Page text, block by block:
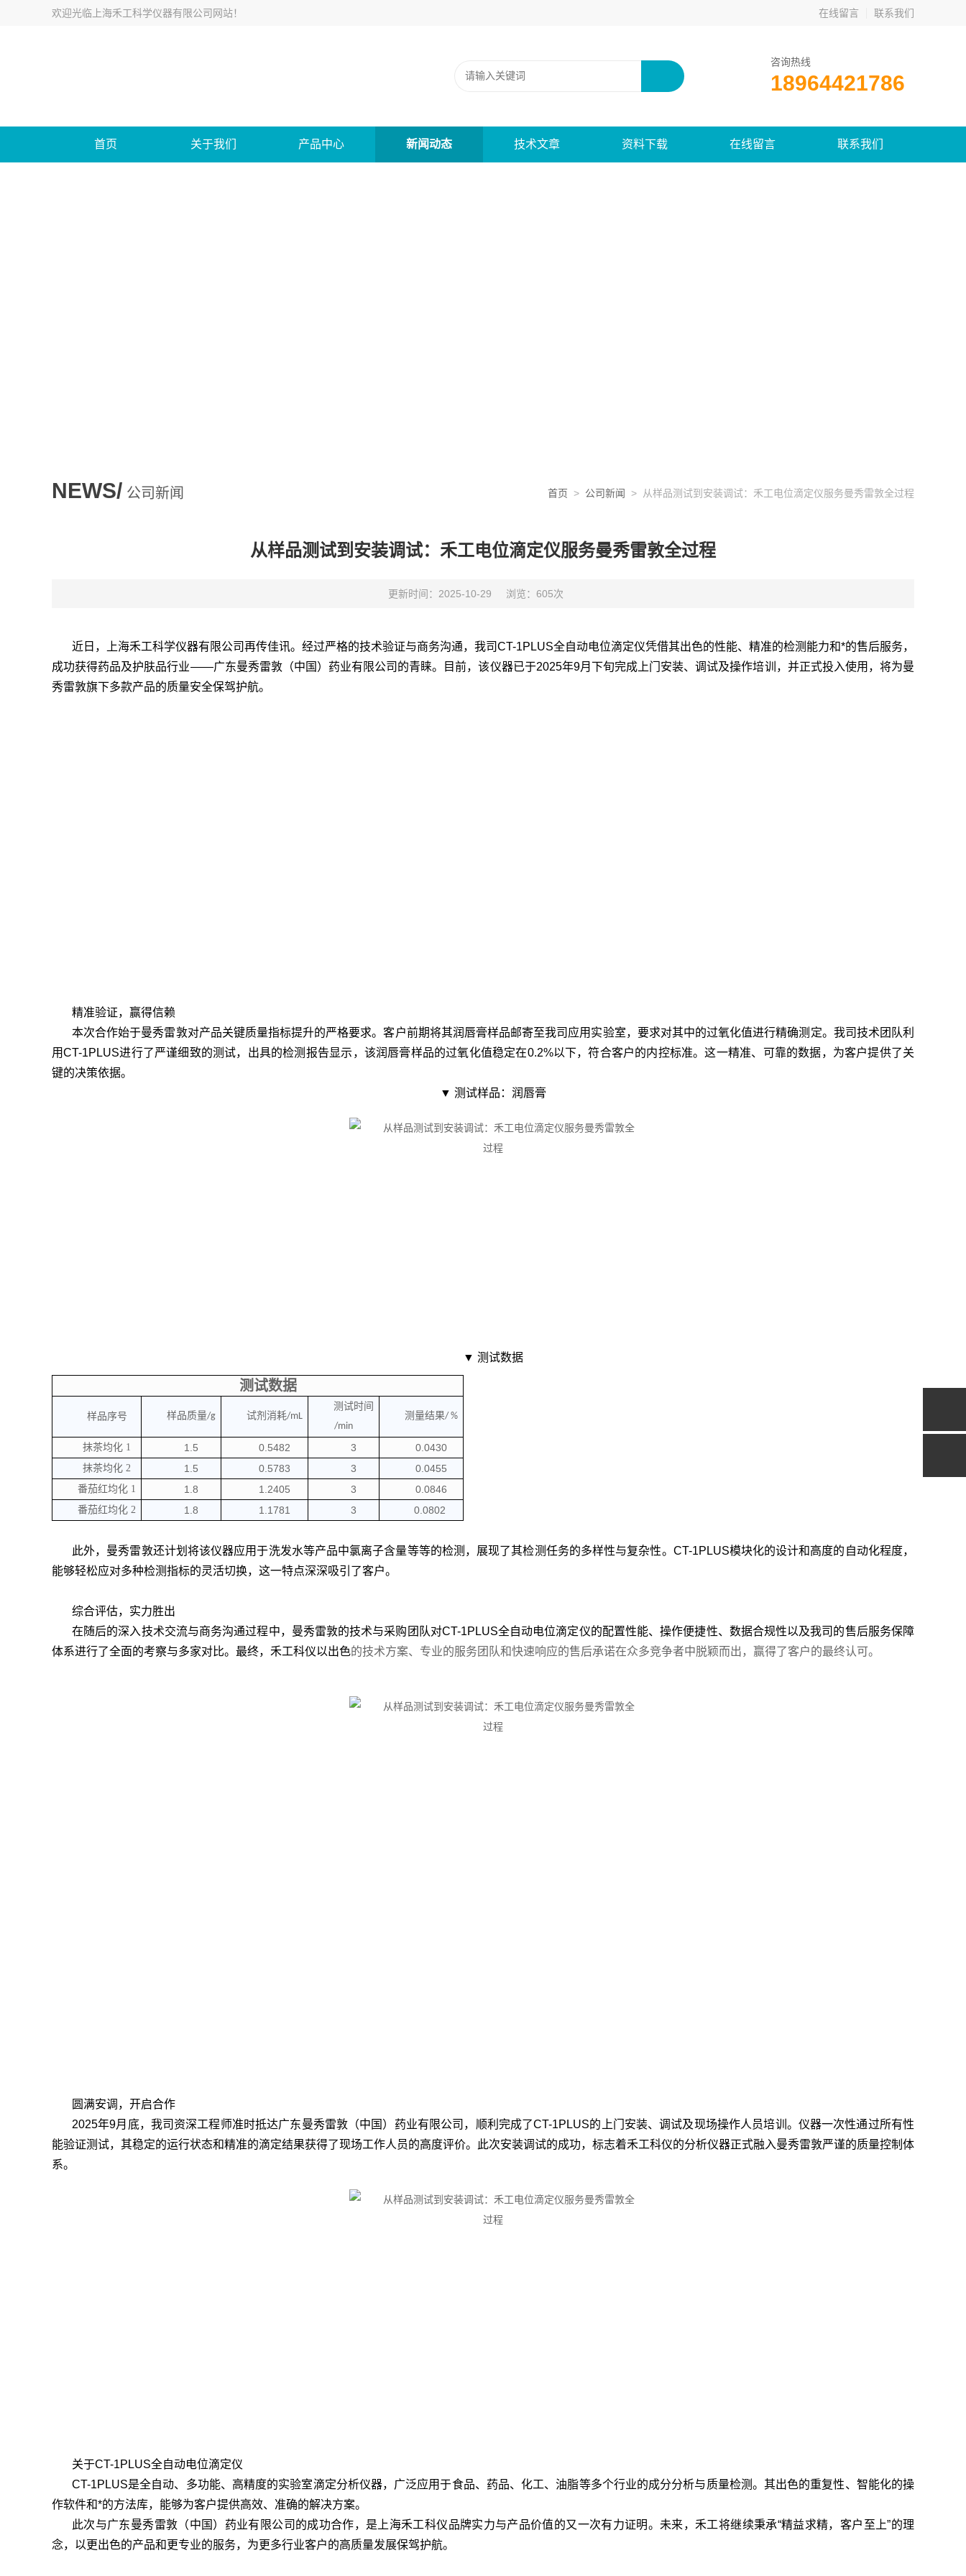
欢迎光临 上海禾工科学仪器有限公司网站！ 在线留言 联系我们
咨询热线
18964421786
首页 关于我们 产品中心 新闻动态 技术文章 资料下载 在线留言 联系我们
NEWS/ 公司新闻 首页 > 公司新闻 > 从样品测试到安装调试：禾工电位滴定仪服务曼秀雷敦全过程
从样品测试到安装调试：禾工电位滴定仪服务曼秀雷敦全过程
更新时间：2025-10-29 浏览：605次
近日，上海禾工科学仪器有限公司再传佳讯。经过严格的技术验证与商务沟通，我司CT-1PLUS全自动电位滴定仪凭借其出色的性能、精准的检测能力和*的售后服务，
成功获得药品及护肤品行业——广东曼秀雷敦（中国）药业有限公司的青睐。目前，该仪器已于2025年9月下旬完成上门安装、调试及操作培训，并正式投入使用，将为曼
秀雷敦旗下多款产品的质量安全保驾护航。
精准验证，赢得信赖
本次合作始于曼秀雷敦对产品关键质量指标提升的严格要求。客户前期将其润唇膏样品邮寄至我司应用实验室，要求对其中的过氧化值进行精确测定。我司技术团队利
用CT-1PLUS进行了严谨细致的测试，出具的检测报告显示，该润唇膏样品的过氧化值稳定在0.2%以下，符合客户的内控标准。这一精准、可靠的数据，为客户提供了关
键的决策依据。
▼ 测试样品：润唇膏
▼ 测试数据
测试数据
样品序号 样品质量/g 试剂消耗/mL
测试时间
/min
测量结果/ %
抹茶均化 1 1.5 0.5482 3 0.0430
抹茶均化 2 1.5 0.5783 3 0.0455
番茄红均化 1 1.8 1.2405 3 0.0846
番茄红均化 2 1.8 1.1781 3 0.0802
此外，曼秀雷敦还计划将该仪器应用于洗发水等产品中氯离子含量等等的检测，展现了其检测任务的多样性与复杂性。CT-1PLUS模块化的设计和高度的自动化程度，
能够轻松应对多种检测指标的灵活切换，这一特点深深吸引了客户。
综合评估，实力胜出
在随后的深入技术交流与商务沟通过程中，曼秀雷敦的技术与采购团队对CT-1PLUS全自动电位滴定仪的配置性能、操作便捷性、数据合规性以及我司的售后服务保障
体系进行了全面的考察与多家对比。最终，禾工科仪以出色的技术方案、专业的服务团队和快速响应的售后承诺在众多竞争者中脱颖而出，赢得了客户的最终认可。
圆满安调，开启合作
2025年9月底，我司资深工程师准时抵达广东曼秀雷敦（中国）药业有限公司，顺利完成了CT-1PLUS的上门安装、调试及现场操作人员培训。仪器一次性通过所有性
能验证测试，其稳定的运行状态和精准的滴定结果获得了现场工作人员的高度评价。此次安装调试的成功，标志着禾工科仪的分析仪器正式融入曼秀雷敦严谨的质量控制体
系。
关于CT-1PLUS全自动电位滴定仪
CT-1PLUS是全自动、多功能、高精度的实验室滴定分析仪器，广泛应用于食品、药品、化工、油脂等多个行业的成分分析与质量检测。其出色的重复性、智能化的操
作软件和*的方法库，能够为客户提供高效、准确的解决方案。
此次与广东曼秀雷敦（中国）药业有限公司的成功合作，是上海禾工科仪品牌实力与产品价值的又一次有力证明。未来，禾工将继续秉承“精益求精，客户至上”的理
念，以更出色的产品和更专业的服务，为更多行业客户的高质量发展保驾护航。